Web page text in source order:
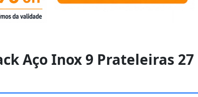
Aço Inox 9 Prateleiras 27